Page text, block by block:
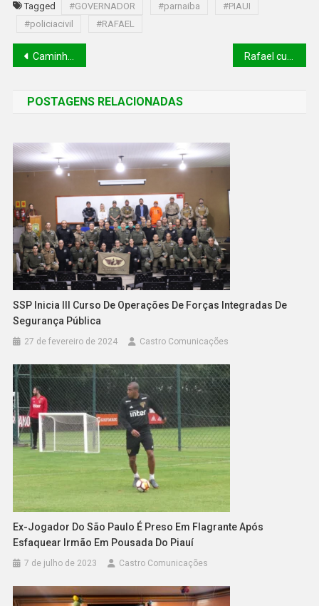
Tagged #GOVERNADOR #parnaiba
#PIAUI
#policiacivil
#RAFAEL
Caminhões da Mamografia retomam atendimentos em cinco cidades no mês de janeiro Rafael cumpre 45% das promessas de campanha no primeiro ano de gestão
POSTAGENS RELACIONADAS
SSP Inicia III Curso De Operações De Forças Integradas De
Segurança Pública
27 de fevereiro de 2024 Castro Comunicações
Ex-Jogador Do São Paulo É Preso Em Flagrante Após
Esfaquear Irmão Em Pousada Do Piauí
7 de julho de 2023 Castro Comunicações